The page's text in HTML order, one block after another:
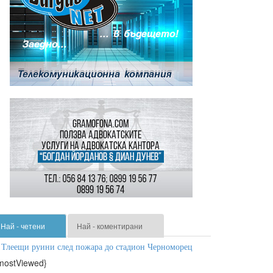
Най - четени Най - коментирани
Тлеещи руини след пожара до стадион Черноморец